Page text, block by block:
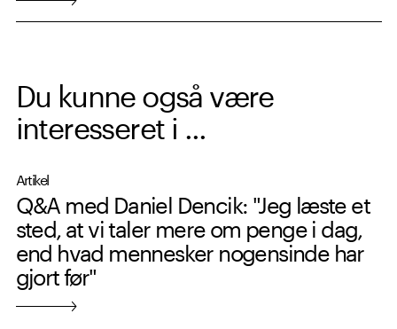
Du kunne også være
interesseret i ...
Artikel
Q&A med Daniel Dencik: "Jeg læste et
sted, at vi taler mere om penge i dag,
end hvad mennesker nogensinde har
gjort før"